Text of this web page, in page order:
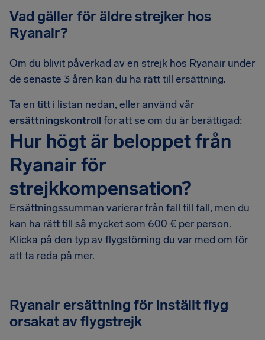
Vad gäller för äldre strejker hos
Ryanair?
Om du blivit påverkad av en strejk hos Ryanair under
de senaste 3 åren kan du ha rätt till ersättning.
Ta en titt i listan nedan, eller använd vår
ersättningskontroll för att se om du är berättigad:
Hur högt är beloppet från
Ryanair för
strejkkompensation?
Ersättningssumman varierar från fall till fall, men du
kan ha rätt till så mycket som 600 € per person.
Klicka på den typ av flygstörning du var med om för
att ta reda på mer.
Ryanair ersättning för inställt flyg
orsakat av flygstrejk